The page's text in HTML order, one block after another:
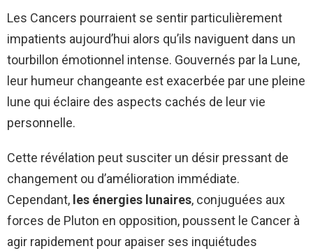
Les Cancers pourraient se sentir particulièrement
impatients aujourd’hui alors qu’ils naviguent dans un
tourbillon émotionnel intense. Gouvernés par la Lune,
leur humeur changeante est exacerbée par une pleine
lune qui éclaire des aspects cachés de leur vie
personnelle.
Cette révélation peut susciter un désir pressant de
changement ou d’amélioration immédiate.
Cependant, les énergies lunaires, conjuguées aux
forces de Pluton en opposition, poussent le Cancer à
agir rapidement pour apaiser ses inquiétudes